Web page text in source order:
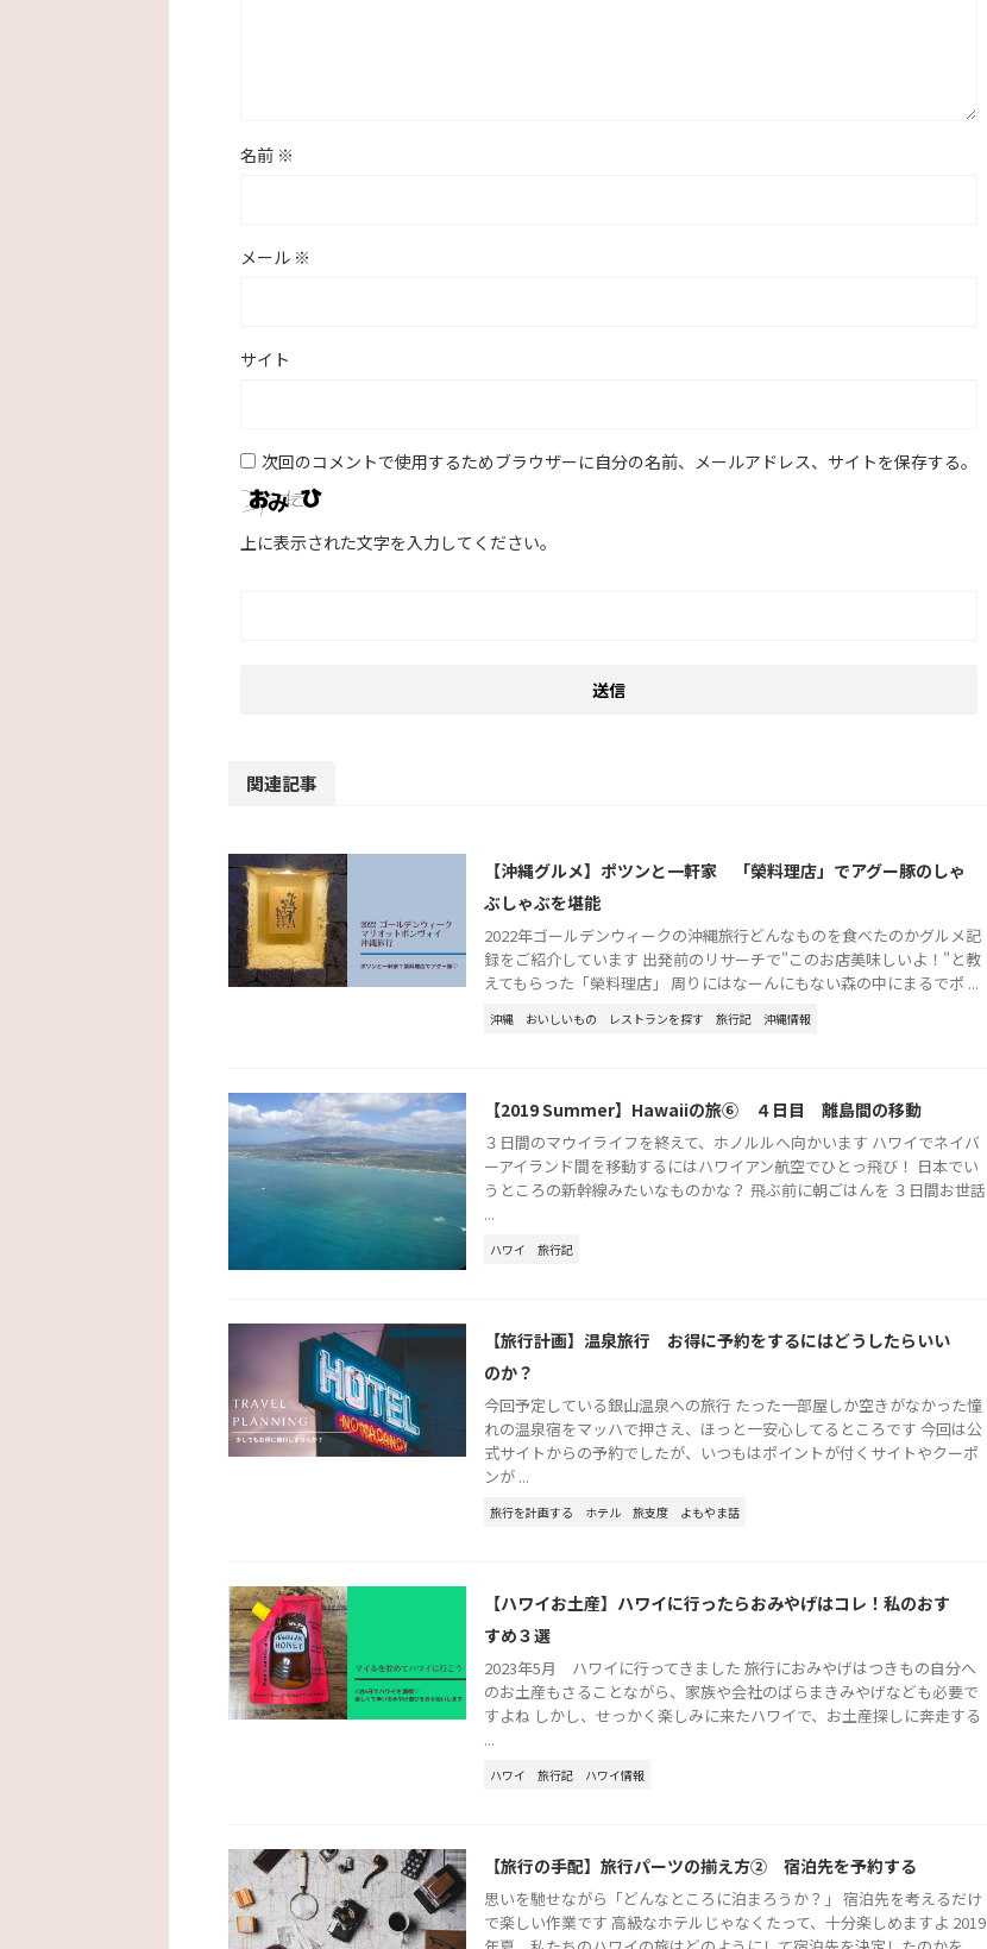
名前 ※
メール ※
サイト
次回のコメントで使用するためブラウザーに自分の名前、メールアドレス、サイトを保存する。
上に表示された文字を入力してください。
関連記事
【沖縄グルメ】ポツンと一軒家 「榮料理店」でアグー豚のしゃ
ぶしゃぶを堪能
2022年ゴールデンウィークの沖縄旅行どんなものを食べたのかグルメ記
録をご紹介しています 出発前のリサーチで"このお店美味しいよ！"と教
えてもらった「榮料理店」 周りにはなーんにもない森の中にまるでポ ...
沖縄 おいしいもの レストランを探す 旅行記 沖縄情報
【2019 Summer】Hawaiiの旅⑥ ４日目 離島間の移動
３日間のマウイライフを終えて、ホノルルへ向かいます ハワイでネイバ
ーアイランド間を移動するにはハワイアン航空でひとっ飛び！ 日本でい
うところの新幹線みたいなものかな？ 飛ぶ前に朝ごはんを ３日間お世話
...
ハワイ 旅行記
【旅行計画】温泉旅行 お得に予約をするにはどうしたらいい
のか？
今回予定している銀山温泉への旅行 たった一部屋しか空きがなかった憧
れの温泉宿をマッハで押さえ、ほっと一安心してるところです 今回は公
式サイトからの予約でしたが、いつもはポイントが付くサイトやクーポ
ンが ...
旅行を計画する ホテル 旅支度 よもやま話
【ハワイお土産】ハワイに行ったらおみやげはコレ！私のおす
すめ３選
2023年5月 ハワイに行ってきました 旅行におみやげはつきもの自分へ
のお土産もさることながら、家族や会社のばらまきみやげなども必要で
すよね しかし、せっかく楽しみに来たハワイで、お土産探しに奔走する
...
ハワイ 旅行記 ハワイ情報
【旅行の手配】旅行パーツの揃え方② 宿泊先を予約する
思いを馳せながら「どんなところに泊まろうか？」 宿泊先を考えるだけ
で楽しい作業です 高級なホテルじゃなくたって、十分楽しめますよ 2019